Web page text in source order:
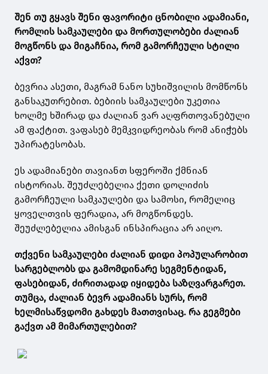
შენ თუ გყავს შენი ფავორიტი ცნობილი ადამიანი,
რომლის სამკაულები და მორთულობები ძალიან
მოგწონს და მიგაჩნია, რომ გამორჩეული სტილი
აქვთ?
ბევრია ასეთი, მაგრამ ნანო სუხიშვილის მომწონს
განსაკუთრებით. ბებიის სამკაულები უკეთია
ხოლმე ხშირად და ძალიან ვარ აღფრთოვანებული
ამ ფაქტით. ვაფასებ მემკვიდრეობას რომ ანიჭებს
უპირატესობას.
ეს ადამიანები თავიანთ სფეროში ქმნიან
ისტორიას. შეუძლებელია ქეთი დოლიძის
გამორჩეული სამკაულები და სამოსი, რომელიც
ყოველთვის ფერადია, არ მოგწონდეს.
შეუძლებელია ამისგან ინსპირაცია არ აიღო.
თქვენი სამკაულები ძალიან დიდი პოპულარობით
სარგებლობს და გამომდინარე სეგმენტიდან,
ფასებიდან, ძირითადად იყიდება საზღვარგარეთ.
თუმცა, ძალიან ბევრ ადამიანს სურს, რომ
ხელმისაწვდომი გახდეს მათთვისაც. რა გეგმები
გაქვთ ამ მიმართულებით?